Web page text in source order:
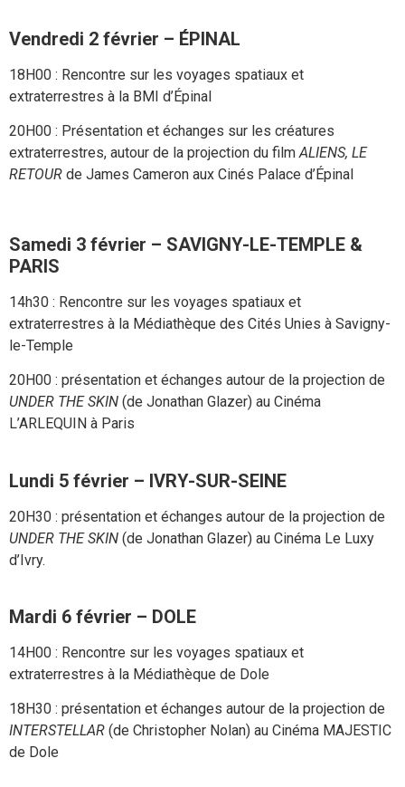
Vendredi 2 février – ÉPINAL
18H00 : Rencontre sur les voyages spatiaux et
extraterrestres à la BMI d’Épinal
20H00 : Présentation et échanges sur les créatures
extraterrestres, autour de la projection du filmALIENS, LE
RETOUR de James Cameron aux Cinés Palace d’Épinal
Samedi 3 février – SAVIGNY-LE-TEMPLE &
PARIS
14h30 : Rencontre sur les voyages spatiaux et
extraterrestres à la Médiathèque des Cités Unies à Savigny-
le-Temple
20H00 : présentation et échanges autour de la projection de
UNDER THE SKIN (de Jonathan Glazer) au Cinéma
L’ARLEQUIN à Paris
Lundi 5 février – IVRY-SUR-SEINE
20H30 : présentation et échanges autour de la projection de
UNDER THE SKIN (de Jonathan Glazer) au Cinéma Le Luxy
d’Ivry.
Mardi 6 février – DOLE
14H00 : Rencontre sur les voyages spatiaux et
extraterrestres à la Médiathèque de Dole
18H30 : présentation et échanges autour de la projection de
INTERSTELLAR (de Christopher Nolan) au Cinéma MAJESTIC
de Dole